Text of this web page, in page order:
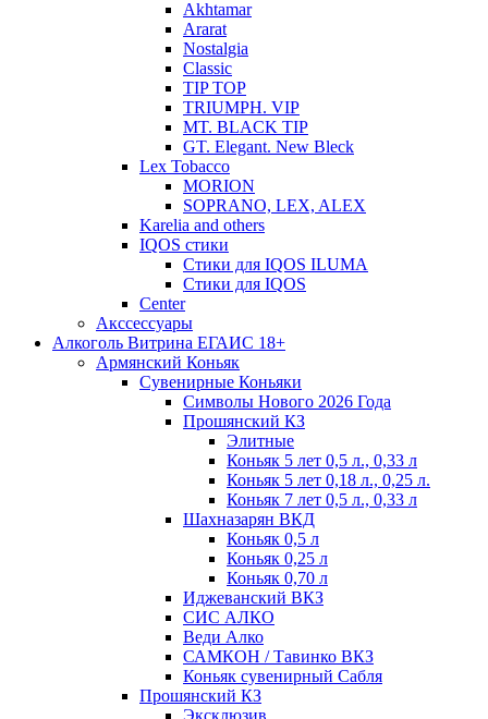
Akhtamar
Ararat
Nostalgia
Classic
TIP TOP
TRIUMPH. VIP
MT. BLACK TIP
GT. Elegant. New Bleck
Lex Tobacco
MORION
SOPRANO, LEX, ALEX
Karelia and others
IQOS стики
Стики для IQOS ILUMA
Стики для IQOS
Сenter
Акссессуары
Алкоголь Витрина ЕГАИС 18+
Армянский Коньяк
Сувенирные Коньяки
Символы Нового 2026 Года
Прошянский КЗ
Элитные
Коньяк 5 лет 0,5 л., 0,33 л
Коньяк 5 лет 0,18 л., 0,25 л.
Коньяк 7 лет 0,5 л., 0,33 л
Шахназарян ВКД
Коньяк 0,5 л
Коньяк 0,25 л
Коньяк 0,70 л
Иджеванский ВКЗ
СИС АЛКО
Веди Алко
САМКОН / Тавинко ВКЗ
Коньяк сувенирный Сабля
Прошянский КЗ
Эксклюзив